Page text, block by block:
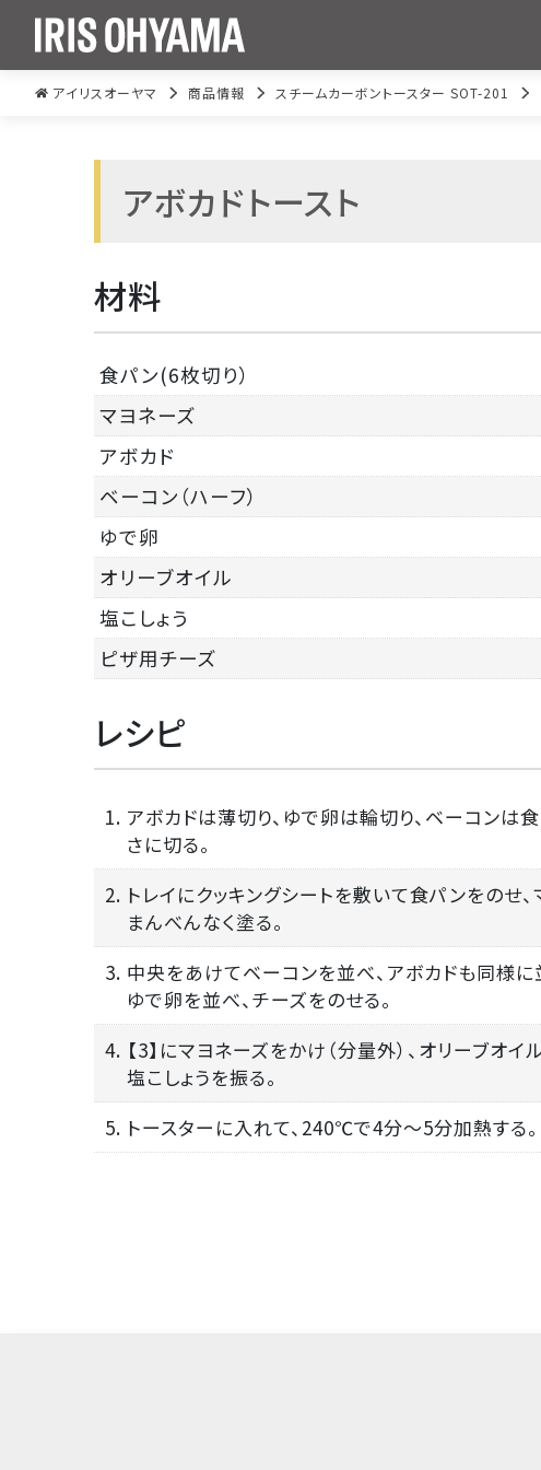
アイリスオーヤマ 商品情報 スチームカーボントースター SOT-201
アボカドトースト
材料
食パン(6枚切り）
マヨネーズ
アボカド
ベーコン（ハーフ）
ゆで卵
オリーブオイル
塩こしょう
ピザ用チーズ
レシピ
1. アボカドは薄切り、ゆで卵は輪切り、ベーコンは
さに切る。
2. トレイにクッキングシートを敷いて食パンをのせ
まんべんなく塗る。
3. 中央をあけてベーコンを並べ、アボカドも同様
ゆで卵を並べ、チーズをのせる。
4. 【3】にマヨネーズをかけ（分量外）、オリーブオイ
塩こしょうを振る。
5. トースターに入れて、240℃で4分～5分加熱する。